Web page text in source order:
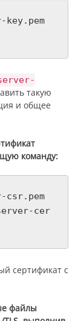
такую
и общее
команду:
cer
сертификат с
файлы